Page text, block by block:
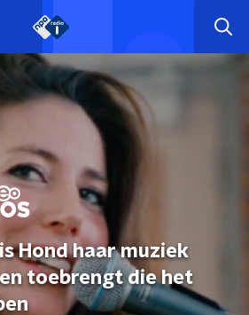
Hond haar muziek
toebrengt die het